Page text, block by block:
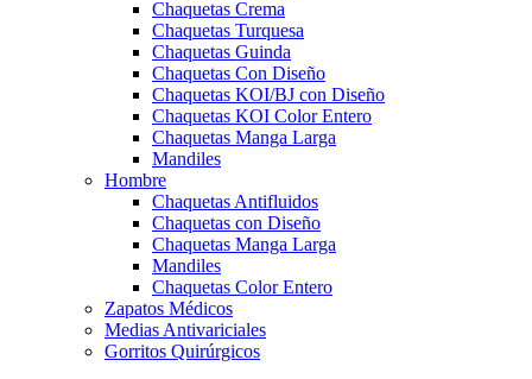
Chaquetas Crema
Chaquetas Turquesa
Chaquetas Guinda
Chaquetas Con Diseño
Chaquetas KOI/BJ con Diseño
Chaquetas KOI Color Entero
Chaquetas Manga Larga
Mandiles
Hombre
Chaquetas Antifluidos
Chaquetas con Diseño
Chaquetas Manga Larga
Mandiles
Chaquetas Color Entero
Zapatos Médicos
Medias Antivariciales
Gorritos Quirúrgicos